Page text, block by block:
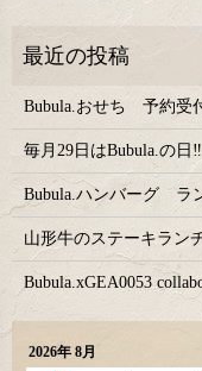
Bubula.おせち 予約受
毎月29日はBubula.の日‼
Bubula.ハンバーグ ラ
山形牛のステーキラン
Bubula.xGEA0053
2026年 8月